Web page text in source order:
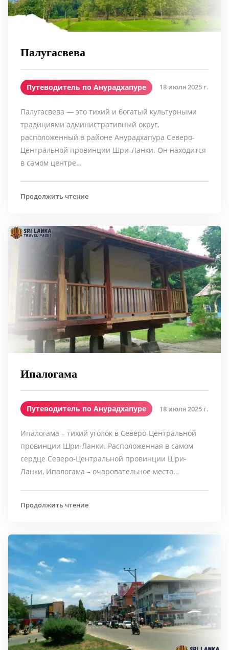
Палугасвева
Путеводитель по Анурадхапуре 18 июля 2025 г.
Палугасвева — это тихий и богатый культурными
традициями административный округ,
расположенный в районе Анурадхапура Северо-
Центральной провинции Шри-Ланки. Он находится
в самом центре…
Продолжить чтение
Ипалогама
Путеводитель по Анурадхапуре 18 июля 2025 г.
Ипалогама – тихий уголок в Северо-Центральной
провинции Шри-Ланки. Расположенная в самом
сердце Северо-Центральной провинции Шри-
Ланки, Ипалогама – очаровательное место…
Продолжить чтение